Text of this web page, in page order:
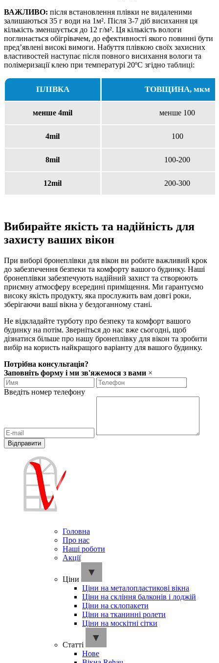
ВАЖЛИВО: після встановлення плівки не видаленими
залишаються 35 г води на 1м². Після 3-7 діб висихання ця
кількість зменшується до 12 г/м². Ця кількість вологи
поглинається обігрівачем, до ефективності якого повинні бути
пред’явлені високі вимоги. Набуття плівкою своїх захисних
властивостей наступає після повного висихання вологи та
полімеризації клею при температурі 20ºС згідно таблиці:
ПЛІВКА ТОВЩИНА, мкм
менше 4mil менше 100
4mil 100
8mil 100-200
12mil 200-300
Вибирайте якість та надійність для
захисту ваших вікон
При виборі бронеплівки для вікон ви робите важливий крок
до забезпечення безпеки та комфорту вашого будинку. Наші
бронеплівки забезпечують надійний захист та створюють
приємну атмосферу всередині приміщення. Ми гарантуємо
високу якість продукту, яка прослужить вам довгі роки,
зберігаючи ваші вікна у бездоганному стані.
Не відкладайте турботу про безпеку та комфорт вашого
будинку на потім. Зверніться до нас вже сьогодні, щоб
дізнатися більше про нашу бронеплівку для вікон та зробити
вибір на користь найкращого варіанту для вашого будинку.
Потрібна консультація?
Заповніть форму і ми зв'яжемося з вами ×
Введіть номер телефону
Головна
Про нас
Наші роботи
Акції
Ціни
Ціни на металопластикові вікна
Ціни на скління балконів і лоджій
Ціни на склопакети
Ціни на тканинні ролети
Ціни на москітні сітки
Cтатті
Нове